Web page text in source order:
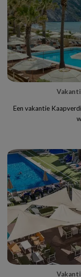
Een vakantie